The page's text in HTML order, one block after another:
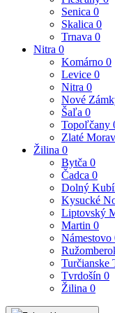
Senica 0
Skalica 0
Trnava 0
Nitra 0
Komárno 0
Levice 0
Nitra 0
Nové
Šaľa 0
Topoľčany
Zlaté
Žilina 0
Bytča 0
Čadca 0
Dolný
Kysucké
Liptovský
Martin 0
Námestovo
Turčianske
Tvrdošín 0
Žilina 0